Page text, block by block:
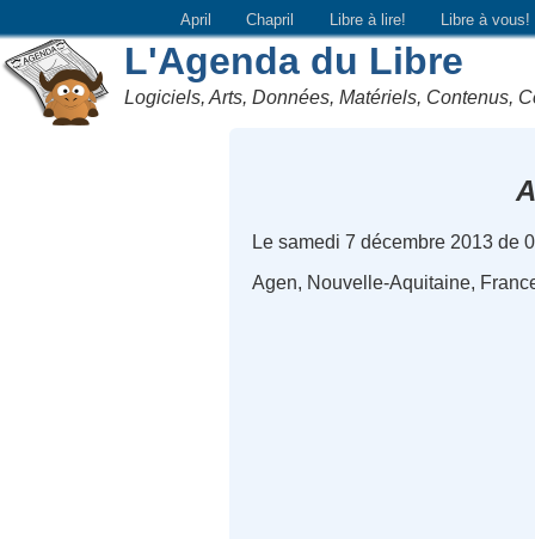
April Chapril Libre à lire! Libre à vous!
L'Agenda du Libre
Logiciels, Arts, Données, Matériels, Contenus,
Le samedi 7 décembre 2013 de
Agen, Nouvelle-Aquitaine,